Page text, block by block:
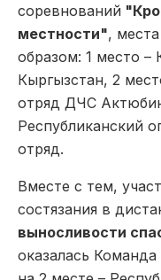
соревнований
местности",
образом: 1 место
Кыргызстан, 2
отряд ДЧС
Республиканский
отряд.
Вместе с тем,
состязания в
выносливости
оказалась